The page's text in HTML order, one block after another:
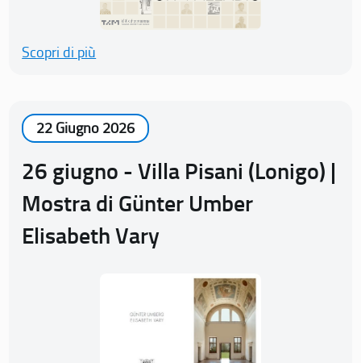
Scopri di più
22 Giugno 2026
26 giugno - Villa Pisani (Lonigo) |
Mostra di Günter Umber
Elisabeth Vary